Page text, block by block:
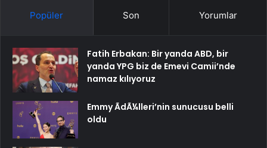
Popüler Son Yorumlar
Fatih Erbakan: Bir yanda ABD, bir
yanda YPG biz de Emevi Camii’nde
namaz kılıyoruz
Emmy ÃdÃ¼lleri’nin sunucusu belli
oldu